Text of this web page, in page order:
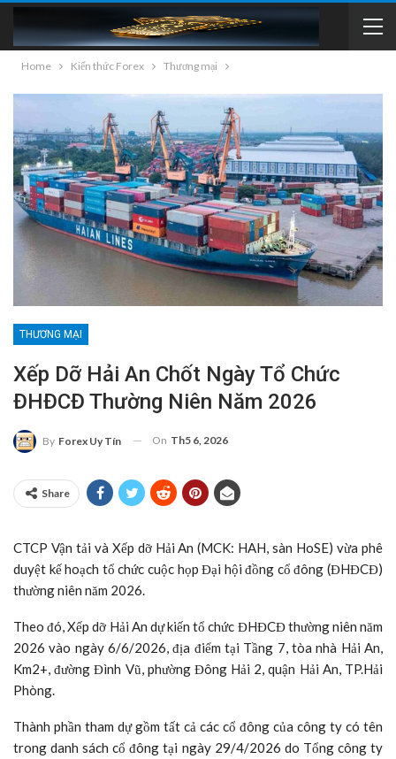
Home Kiến thức Forex Thương mại
THƯƠNG MẠI
Xếp Dỡ Hải An Chốt Ngày Tổ Chức
ĐHĐCĐ Thường Niên Năm 2026
By Forex Uy Tín On Th5 6, 2026
Share
CTCP Vận tải và Xếp dỡ Hải An (MCK: HAH, sàn HoSE) vừa phê
duyệt kế hoạch tổ chức cuộc họp Đại hội đồng cổ đông (ĐHĐCĐ)
thường niên năm 2026.
Theo đó, Xếp dỡ Hải An dự kiến tổ chức ĐHĐCĐ thường niên năm
2026 vào ngày 6/6/2026, địa điểm tại Tầng 7, tòa nhà Hải An,
Km2+, đường Đình Vũ, phường Đông Hải 2, quận Hải An, TP.Hải
Phòng.
Thành phần tham dự gồm tất cả các cổ đông của công ty có tên
trong danh sách cổ đông tại ngày 29/4/2026 do Tổng công ty